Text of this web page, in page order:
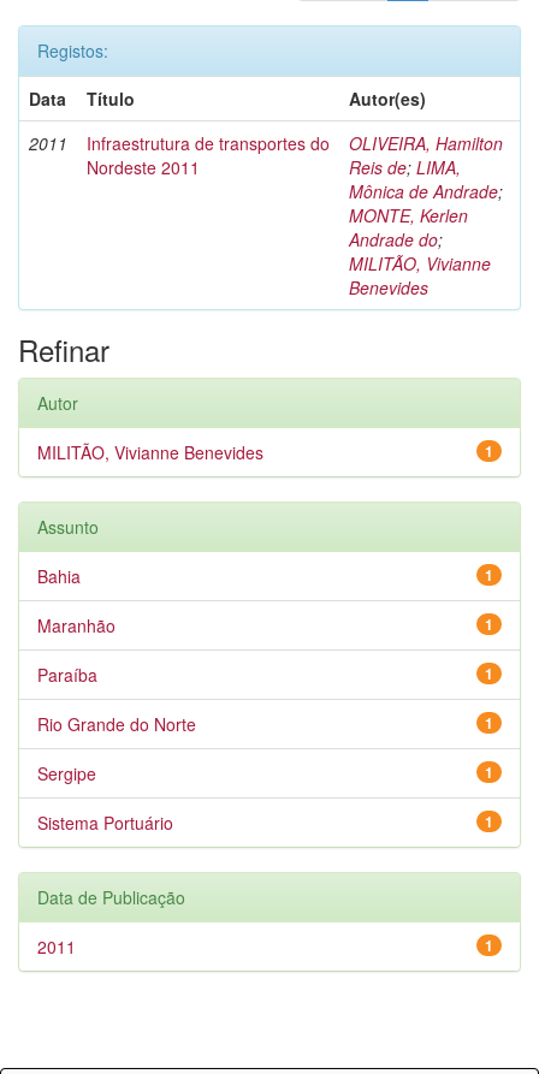
Registos:
Data
Título
Autor(es)
2011
Infraestrutura de transportes do
Nordeste 2011
OLIVEIRA, Hamilton
Reis de; LIMA,
Mônica de Andrade;
MONTE, Kerlen
Andrade do;
MILITÃO, Vivianne
Benevides
Refinar
Autor
1
MILITÃO, Vivianne Benevides
Assunto
1
Bahia
1
Maranhão
1
Paraíba
1
Rio Grande do Norte
1
Sergipe
1
Sistema Portuário
Data de Publicação
1
2011